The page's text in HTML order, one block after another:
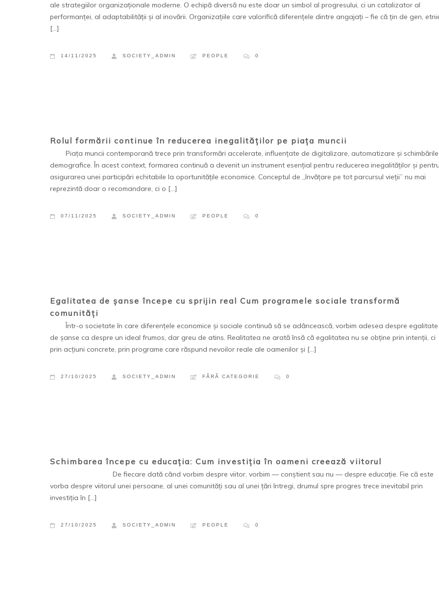
ale strategiilor organizaționale moderne. O echipă diversă nu este doar un simbol al progresului, ci un catalizator al
performanței, al adaptabilității și al inovării. Organizațiile care valorifică diferențele dintre angajați – fie că țin de gen,
[…]
14/11/2025 SOCIETY_ADMIN PEOPLE 0
Rolul formării continue în reducerea inegalităților pe piața muncii
Piața muncii contemporană trece prin transformări accelerate, influențate de digitalizare, automatizare și schimbările
demografice. În acest context, formarea continuă a devenit un instrument esențial pentru reducerea inegalităților și pentru
asigurarea unei participări echitabile la oportunitățile economice. Conceptul de „învățare pe tot parcursul vieții” nu mai
reprezintă doar o recomandare, ci o […]
07/11/2025 SOCIETY_ADMIN PEOPLE 0
Egalitatea de șanse începe cu sprijin real Cum programele sociale transformă
comunități
Într-o societate în care diferențele economice și sociale continuă să se adâncească, vorbim adesea despre egalitate
de șanse ca despre un ideal frumos, dar greu de atins. Realitatea ne arată însă că egalitatea nu se obține prin intenții, ci
prin acțiuni concrete, prin programe care răspund nevoilor reale ale oamenilor și […]
27/10/2025 SOCIETY_ADMIN FĂRĂ CATEGORIE 0
Schimbarea începe cu educația: Cum investiția în oameni creează viitorul
De fiecare dată când vorbim despre viitor, vorbim — conștient sau nu — despre educație. Fie că este
vorba despre viitorul unei persoane, al unei comunități sau al unei țări întregi, drumul spre progres trece inevitabil prin
investiția în […]
27/10/2025 SOCIETY_ADMIN PEOPLE 0